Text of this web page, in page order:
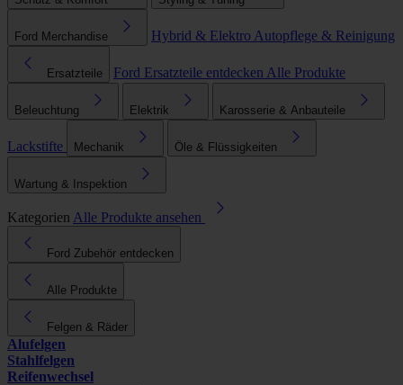
Ford Merchandise Hybrid & Elektro Autopflege & Reinigung
Ersatzteile Ford Ersatzteile entdecken Alle Produkte
Beleuchtung Elektrik Karosserie & Anbauteile
Lackstifte Mechanik Öle & Flüssigkeiten
Wartung & Inspektion
Kategorien Alle Produkte ansehen
Ford Zubehör entdecken
Alle Produkte
Felgen & Räder
Alufelgen
Stahlfelgen
Reifenwechsel